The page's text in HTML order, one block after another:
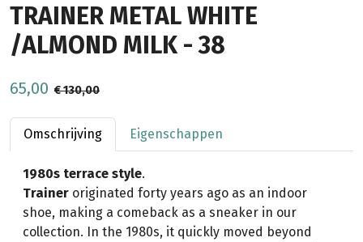
TRAINER METAL WHITE
/ALMOND MILK - 38
65,00 € 130,00
Omschrijving Eigenschappen
1980s terrace style.
Trainer originated forty years ago as an indoor
shoe, making a comeback as a sneaker in our
collection. In the 1980s, it quickly moved beyond